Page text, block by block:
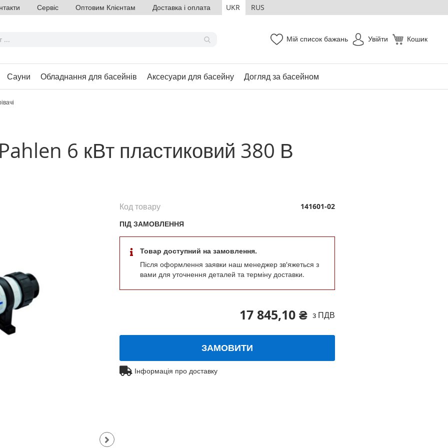
Сервіс Оптовим Клієнтам Доставка і оплата UKR RUS
Кошик
Мій список бажань Увійти
Сауни Обладнання для басейнів Аксесуари для басейну Догляд за басейном
6 кВт пластиковий 380 В
17 845,10 ₴ з ПДВ
ПІД ЗАМОВЛЕННЯ
Товар доступний на замовлення.
Після оформлення заявки наш менеджер зв'яжеться з
вами для уточнення деталей та терміну доставки.
Код товару 141601-02
ЗАМОВИТИ
Інформація про доставку